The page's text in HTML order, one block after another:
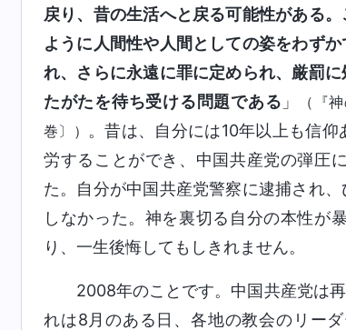
戻り、昔の生活へと戻る可能性がある
ように人間性や人間としての姿をわず
れ、さらに永遠に罪に定められ、厳罰
たがたを待ち受ける問題である 」
（『
巻〕） 。昔は、自分には10年以上も信
労することができ、中国共産党の弾圧
た。自分が中国共産党警察に逮捕され
しなかった。神を裏切る自分の本性が
り、一生後悔してもしきれません。
2008年のことです。中国共産党は
れは8月のある日、各地の教会のリー